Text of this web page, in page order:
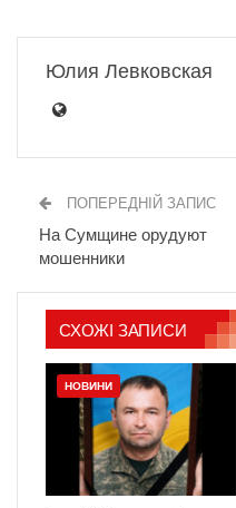
Юлия Левковская
ПОПЕРЕДНІЙ ЗАПИС
На Сумщине орудуют
мошенники
СХОЖІ ЗАПИСИ
НОВИНИ